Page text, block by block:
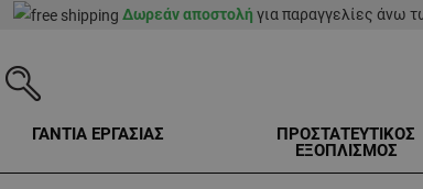
Δωρεάν αποστολή για παραγγελίες άνω
ΓΑΝΤΙΑ ΕΡΓΑΣΙΑΣ
ΠΡΟΣΤΑΤΕΥΤΙΚΟΣ
ΕΞΟΠΛΙΣΜΟΣ